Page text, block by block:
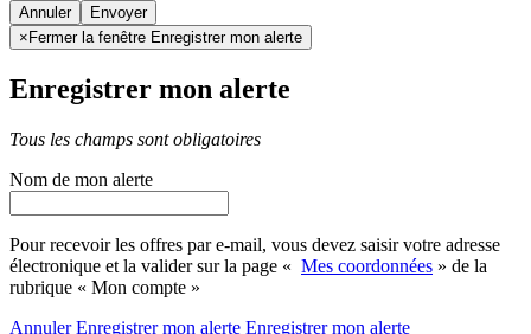
Annuler
× Fermer la fenêtre Enregistrer mon alerte
Enregistrer mon alerte
Tous les champs sont obligatoires
Nom de mon alerte
Pour recevoir les offres par e-mail, vous devez saisir votre adresse
électronique et la valider sur la page « Mes coordonnées » de la
rubrique « Mon compte »
AnnulerEnregistrer mon alerte Enregistrermon alerte